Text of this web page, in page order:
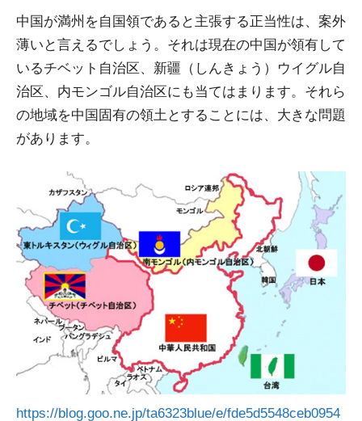
中国が満州を自国領であると主張する正当性は、案外
薄いと言えるでしょう。それは現在の中国が領有して
いるチベット自治区、新疆（しんきょう）ウイグル自
治区、内モンゴル自治区にも当てはまります。それら
の地域を中国固有の領土とすることには、大きな問題
があります。
https://blog.goo.ne.jp/ta6323blue/e/fde5d5548ceb0954